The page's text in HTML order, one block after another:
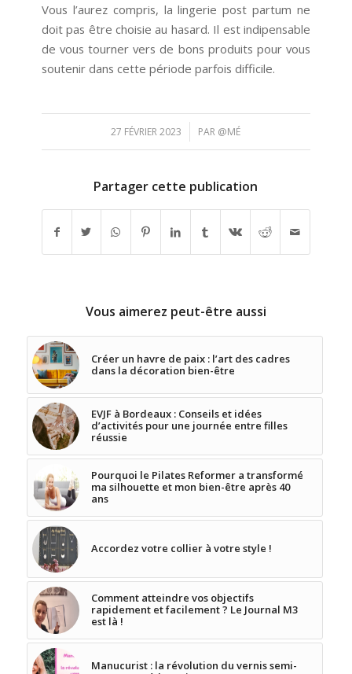
Vous l’aurez compris, la lingerie post partum ne
doit pas être choisie au hasard. Il est indipensable
de vous tourner vers de bons produits pour vous
soutenir dans cette période parfois difficile.
27 FÉVRIER 2023
/ PAR @MÉ
Partager cette publication
Vous aimerez peut-être aussi
Créer un havre de paix : l’art des cadres
dans la décoration bien-être
EVJF à Bordeaux : Conseils et idées
d’activités pour une journée entre filles
réussie
Pourquoi le Pilates Reformer a transformé
ma silhouette et mon bien-être après 40
ans
Accordez votre collier à votre style !
Comment atteindre vos objectifs
rapidement et facilement ? Le Journal M3
est là !
Manucurist : la révolution du vernis semi-